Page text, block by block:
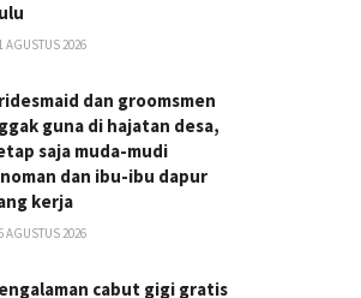
AGUSTUS 2026
dan groomsmen
guna di hajatan desa,
saja muda-mudi
dan ibu-ibu dapur
kerja
AGUSTUS 2026
cabut gigi gratis